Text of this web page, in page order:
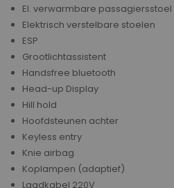
El. verwarmbare passagiersstoel
Elektrisch verstelbare stoelen
ESP
Grootlichtassistent
Handsfree bluetooth
Head-up Display
Hill hold
Hoofdsteunen achter
Keyless entry
Knie airbag
Koplampen (adaptief)
Laadkabel 220V